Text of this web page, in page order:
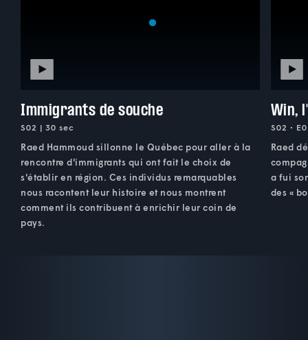
Immigrants de souche
S02 | 30 sec
Raed Hammoud sillonne le Québec pour aller à la
rencontre d'immigrants qui ont fait le choix de
s'établir en région. Ces individus remarquables
nous racontent leur histoire et nous montrent
comment ils contribuent à enrichir leur coin de
pays.
Win,
S02 •
Raed
a fui
des «